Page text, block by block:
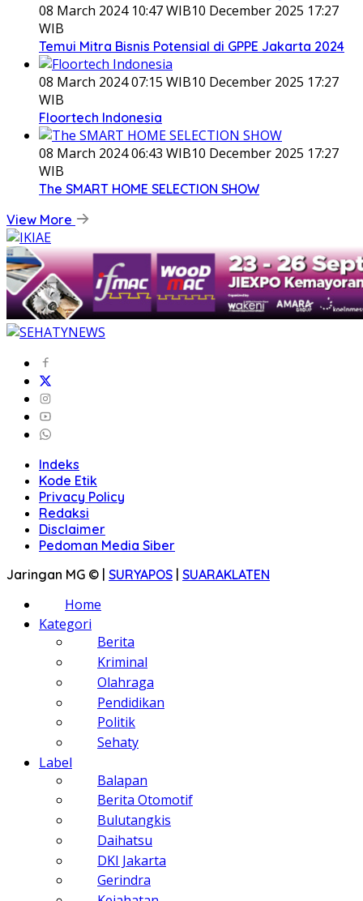
08 March 2024 10:47 WIB10 December 2025 17:27
WIB
Temui Mitra Bisnis Potensial di GPPE Jakarta 2024
08 March 2024 07:15 WIB10 December 2025 17:27
WIB
Floortech Indonesia
08 March 2024 06:43 WIB10 December 2025 17:27
WIB
The SMART HOME SELECTION SHOW
View More
Indeks
Kode Etik
Privacy Policy
Redaksi
Disclaimer
Pedoman Media Siber
Jaringan MG © | SURYAPOS | SUARAKLATEN
Home
Kategori
Berita
Kriminal
Olahraga
Pendidikan
Politik
Sehaty
Label
Balapan
Berita Otomotif
Bulutangkis
Daihatsu
DKI Jakarta
Gerindra